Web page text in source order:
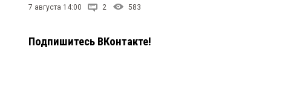
7 августа 14:00 2 583
Подпишитесь ВКонтакте!